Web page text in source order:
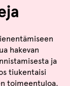
hakevan
ja
tiukentaisi
toimeentuloa.